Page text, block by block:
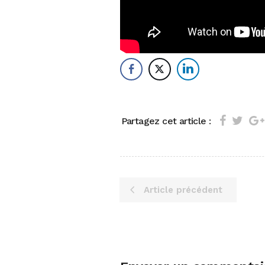
Partagez cet article :
Article précédent